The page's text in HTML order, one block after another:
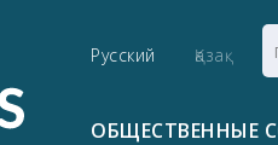
Русский Қазақ
ОБЩЕСТВЕННЫЕ